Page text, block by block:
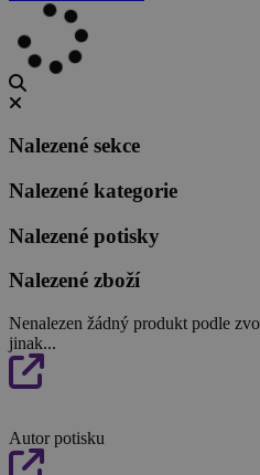
Nalezené sekce
Nalezené kategorie
Nalezené potisky
Nalezené zboží
Nenalezen žádný produkt podle
jinak...
Autor potisku